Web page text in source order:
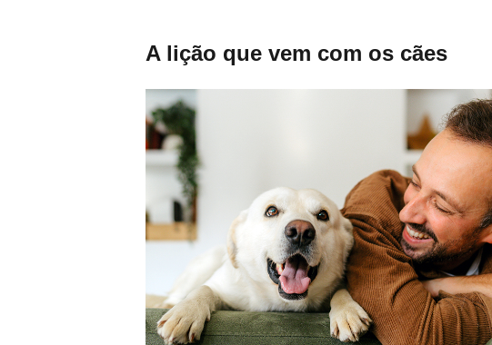
Opet
Blog
Educacional
A lição que vem com os cães